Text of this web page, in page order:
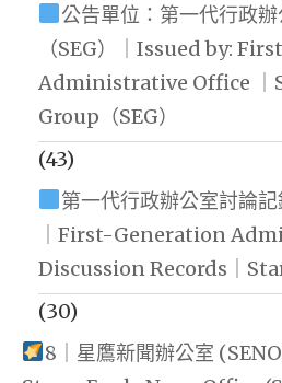
公告單位：第一代行政
（SEG）｜Issued by:
Administrative Office ｜
Group（SEG）
(43)
第一代行政辦公室討論
｜First-Generation
Discussion Records｜
(30)
8｜星鷹新聞辦公室